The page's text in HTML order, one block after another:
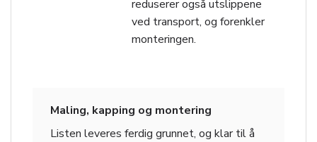
reduserer også utslippene
ved transport, og forenkler
monteringen.
Maling, kapping og montering
Listen leveres ferdig grunnet, og klar til å